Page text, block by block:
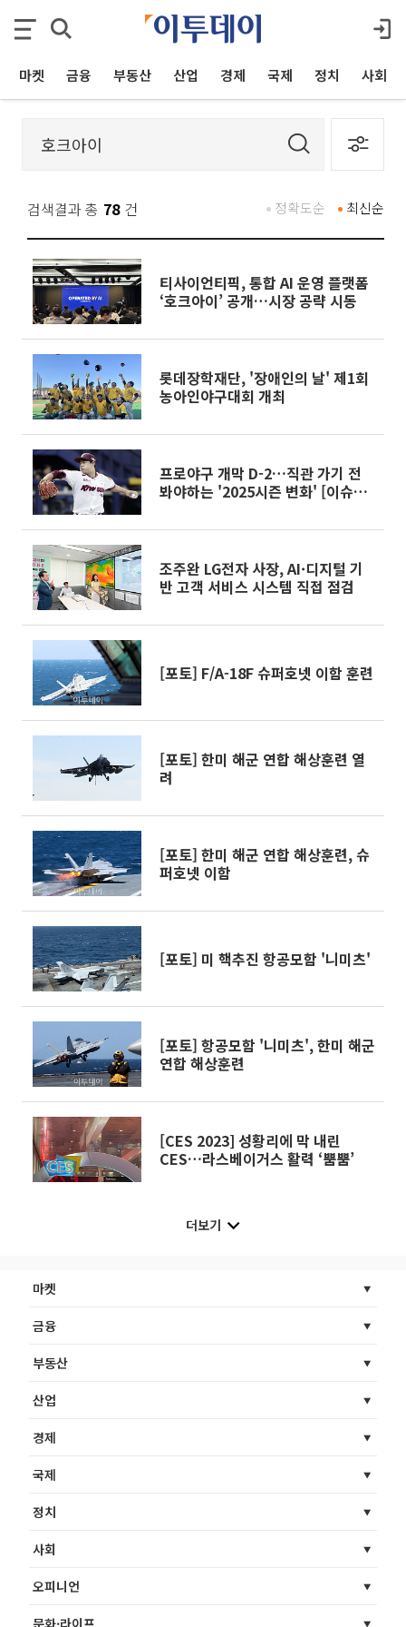
마켓 금융 부동산 산업 경제 국제 정치 사회
검색결과 총 78 건 최신순
정확도순
티사이언티픽, 통합 AI 운영 플랫폼
‘호크아이’ 공개…시장 공략 시동
롯데장학재단, '장애인의 날' 제1회
농아인야구대회 개최
프로야구 개막 D-2…직관 가기 전
봐야하는 '2025시즌 변화' [이슈크
조주완 LG전자 사장, AI·디지털 기
반 고객 서비스 시스템 직접 점검
[포토] F/A-18F 슈퍼호넷 이함 훈련
[포토] 한미 해군 연합 해상훈련 열
려
[포토] 한미 해군 연합 해상훈련, 슈
퍼호넷 이함
[포토] 미 핵추진 항공모함 '니미츠'
[포토] 항공모함 '니미츠', 한미 해군
연합 해상훈련
[CES 2023] 성황리에 막 내린
CES…라스베이거스 활력 ‘뿜뿜’
더보기
마켓
금융
부동산
산업
경제
국제
정치
사회
오피니언
문화·라이프